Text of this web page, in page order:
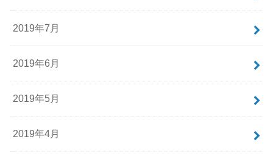
2019年7月
2019年6月
2019年5月
2019年4月